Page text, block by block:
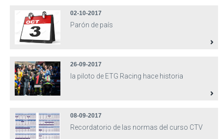
02-10-2017
Parón de país
26-09-2017
la piloto de ETG Racing hace historia
08-09-2017
Recordatorio de las normas del curso CTV